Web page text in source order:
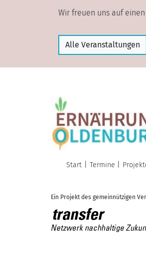
Wir freuen uns auf
Alle Veranstaltungen
Start Termine
Ein Projekt des gemeinnützigen